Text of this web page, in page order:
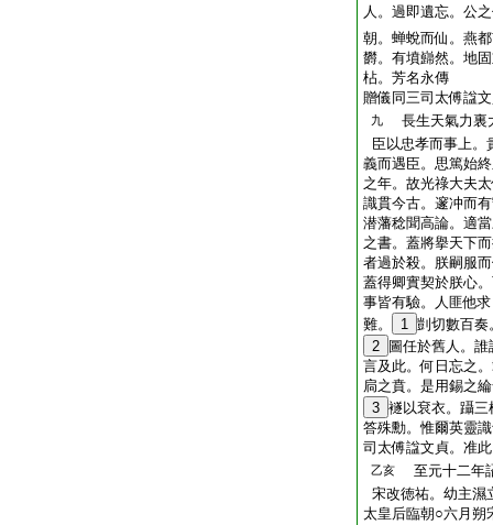
人。過即遺忘。公
朝。蝉蛻而仙。燕
欝。有墳巋然。地
枮。芳名永傳
贈儀同三司太傅諡
九
長生天氣力裏
臣以忠孝而事上。
義而遇臣。思篤始
之年。故光祿大夫
識貫今古。邃冲而
潜藩稔聞高論。適
之書。蓋將擧天下
者過於殺。朕嗣服
蓋得卿實契於朕心
事皆有驗。人匪他
難。
1 剴切數百奏
2
圖任於舊人。
言及此。何日忘之
扃之賁。是用錫之
3 襚以袞衣。躡
答殊勳。惟爾英靈
司太傅諡文貞。准
乙亥
至元十二年
宋改徳祐。幼主濕
太皇后臨朝○六月朔